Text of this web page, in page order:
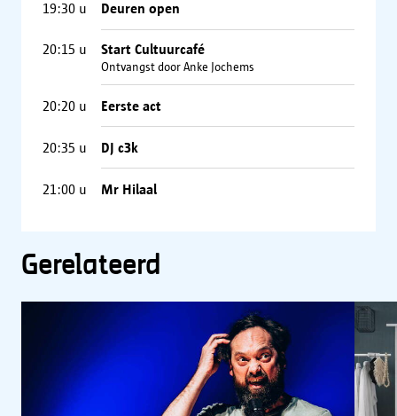
19:30 u Deuren open
20:15 u Start Cultuurcafé
Ontvangst door Anke Jochems
20:20 u Eerste act
20:35 u DJ c3k
21:00 u Mr Hilaal
Gerelateerd